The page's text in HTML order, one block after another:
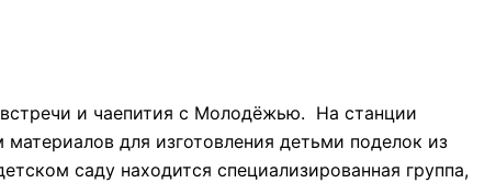
и чаепития с Молодёжью. На станции
для изготовления детьми поделок из
саду находится специализированная группа,